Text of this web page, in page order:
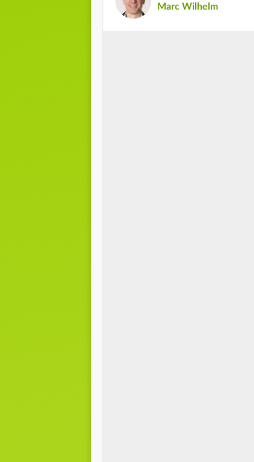
Marc Wilhelm